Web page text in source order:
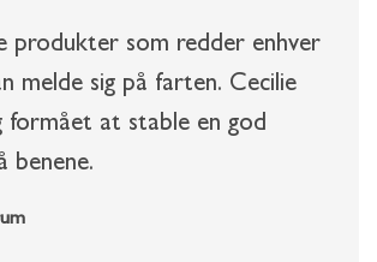
produkter som redder enhver
melde sig på farten. Cecilie
formået at stable en god
benene.